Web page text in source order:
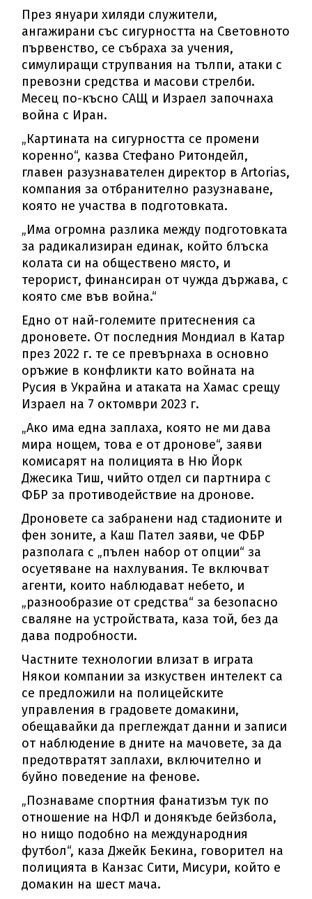
През януари хиляди служители,
ангажирани със сигурността на Световното
първенство, се събраха за учения,
симулиращи струпвания на тълпи, атаки с
превозни средства и масови стрелби.
Месец по-късно САЩ и Израел започнаха
война с Иран.
„Картината на сигурността се промени
коренно“, казва Стефано Ритондейл,
главен разузнавателен директор в Artorias,
компания за отбранително разузнаване,
която не участва в подготовката.
„Има огромна разлика между подготовката
за радикализиран единак, който блъска
колата си на обществено място, и
терорист, финансиран от чужда държава, с
която сме във война.“
Едно от най-големите притеснения са
дроновете. От последния Мондиал в Катар
през 2022 г. те се превърнаха в основно
оръжие в конфликти като войната на
Русия в Украйна и атаката на Хамас срещу
Израел на 7 октомври 2023 г.
„Ако има една заплаха, която не ми дава
мира нощем, това е от дронове“, заяви
комисарят на полицията в Ню Йорк
Джесика Тиш, чийто отдел си партнира с
ФБР за противодействие на дронове.
Дроновете са забранени над стадионите и
фен зоните, а Каш Пател заяви, че ФБР
разполага с „пълен набор от опции“ за
осуетяване на нахлувания. Те включват
агенти, които наблюдават небето, и
„разнообразие от средства“ за безопасно
сваляне на устройствата, каза той, без да
дава подробности.
Частните технологии влизат в играта
Някои компании за изкуствен интелект са
се предложили на полицейските
управления в градовете домакини,
обещавайки да преглеждат данни и записи
от наблюдение в дните на мачовете, за да
предотвратят заплахи, включително и
буйно поведение на фенове.
„Познаваме спортния фанатизъм тук по
отношение на НФЛ и донякъде бейзбола,
но нищо подобно на международния
футбол“, каза Джейк Бекина, говорител на
полицията в Канзас Сити, Мисури, който е
домакин на шест мача.